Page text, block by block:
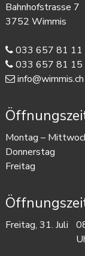
Bahnhofstrasse 7
3752 Wimmis
033 657 81 11
033 657 81 15
info@wimmis.ch
Montag – Mi
Donnerstag
Freitag
Freitag, 31. Juli